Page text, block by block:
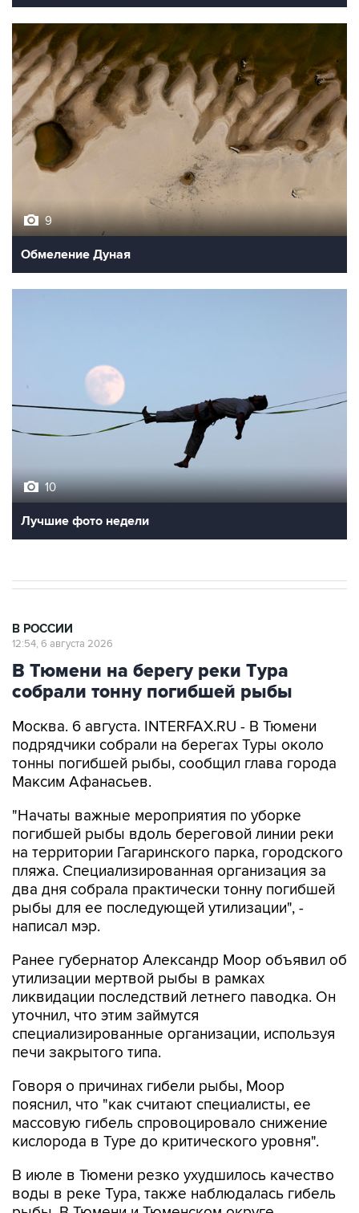
9
Обмеление Дуная
10
Лучшие фото недели
В РОССИИ
12:54, 6 августа 2026
В Тюмени на берегу реки Тура
собрали тонну погибшей рыбы
Москва. 6 августа. INTERFAX.RU - В Тюмени
подрядчики собрали на берегах Туры около
тонны погибшей рыбы, сообщил глава города
Максим Афанасьев.
"Начаты важные мероприятия по уборке
погибшей рыбы вдоль береговой линии реки
на территории Гагаринского парка, городского
пляжа. Специализированная организация за
два дня собрала практически тонну погибшей
рыбы для ее последующей утилизации", -
написал мэр.
Ранее губернатор Александр Моор объявил об
утилизации мертвой рыбы в рамках
ликвидации последствий летнего паводка. Он
уточнил, что этим займутся
специализированные организации, используя
печи закрытого типа.
Говоря о причинах гибели рыбы, Моор
пояснил, что "как считают специалисты, ее
массовую гибель спровоцировало снижение
кислорода в Туре до критического уровня".
В июле в Тюмени резко ухудшилось качество
воды в реке Тура, также наблюдалась гибель